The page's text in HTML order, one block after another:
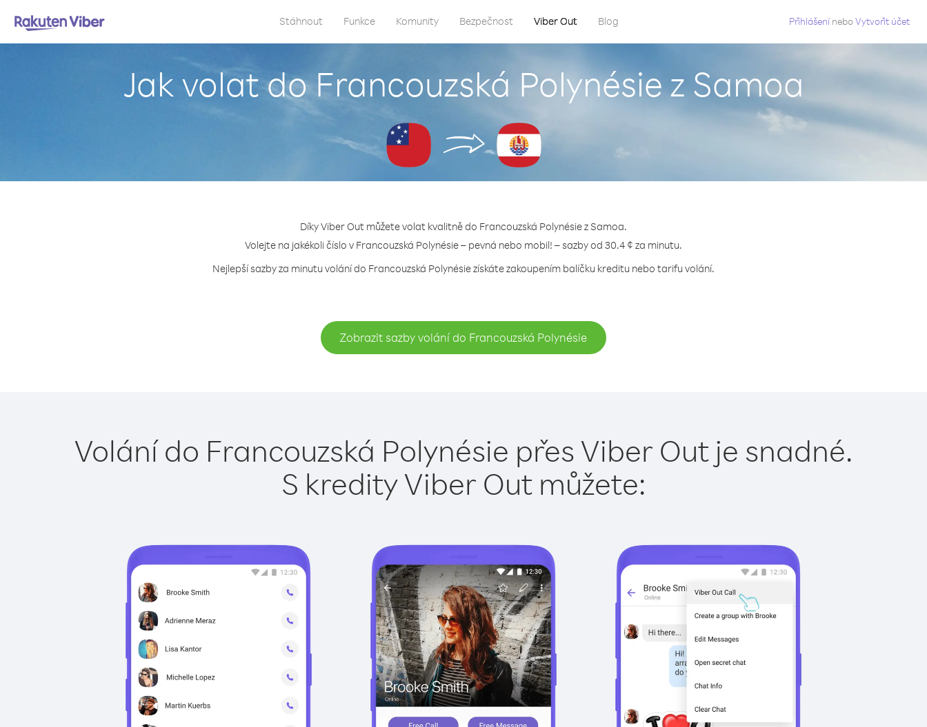
Stáhnout Funkce Komunity Bezpečnost Viber Out Blog Přihlášení neboVytvořit účet
Jak volat do Francouzská Polynésie z Samoa
Díky Viber Out můžete volat kvalitně do Francouzská Polynésie z Samoa.
Volejte na jakékoli číslo v Francouzská Polynésie – pevná nebo mobil! – sazby od 30.4 ¢ za minutu.
Nejlepší sazby za minutu volání do Francouzská Polynésie získáte zakoupením balíčku kreditu nebo tarifu volání.
Zobrazit sazby volání do Francouzská Polynésie
Volání do Francouzská Polynésie přes Viber Out je snadné.
S kredity Viber Out můžete: